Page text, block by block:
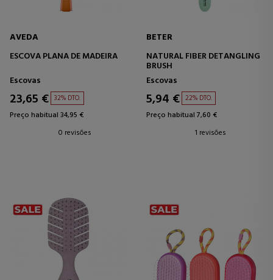
AVEDA
ESCOVA PLANA DE MADEIRA
Escovas
23,65 € 32% DTO.
Preço habitual 34,95 €
0 revisões
BETER
NATURAL FIBER DETANGLING
BRUSH
Escovas
5,94 € 22% DTO.
Preço habitual 7,60 €
1 revisões